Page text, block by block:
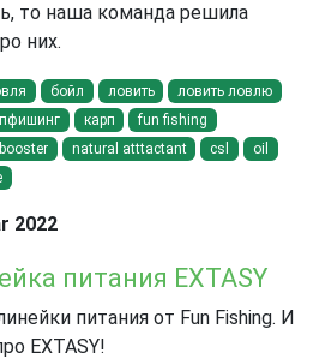
то наша команда решила
них.
бойл ловить
ловить ловлю
карп
fun fishing
natural atttactant csl
oil
2022
питания EXTASY
питания от Fun Fishing. И
EXTASY!